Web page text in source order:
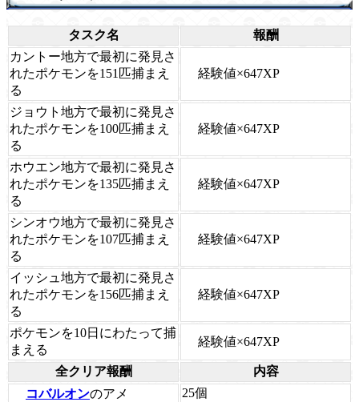
タスク名
報酬
カントー地方で最初に発見さ
れたポケモンを151匹捕まえ
る
経験値×647XP
ジョウト地方で最初に発見さ
れたポケモンを100匹捕まえ
る
経験値×647XP
ホウエン地方で最初に発見さ
れたポケモンを135匹捕まえ
る
経験値×647XP
シンオウ地方で最初に発見さ
れたポケモンを107匹捕まえ
る
経験値×647XP
イッシュ地方で最初に発見さ
れたポケモンを156匹捕まえ
る
経験値×647XP
ポケモンを10日にわたって捕
まえる
経験値×647XP
全クリア報酬
内容
コバルオンのアメ 25個